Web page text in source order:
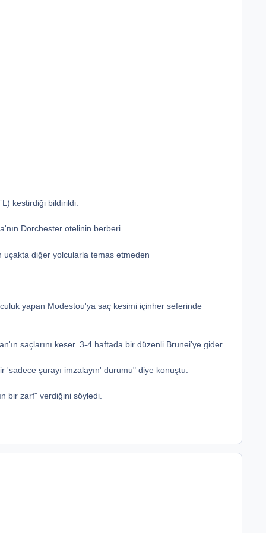
kestirdiği bildirildi.
Dorchester otelinin berberi
uçakta diğer yolcularla temas etmeden
yapan Modestou'ya saç kesimi içinher seferinde
saçlarını keser. 3-4 haftada bir düzenli Brunei'ye gider.
şurayı imzalayın' durumu" diye konuştu.
bir zarf" verdiğini söyledi.